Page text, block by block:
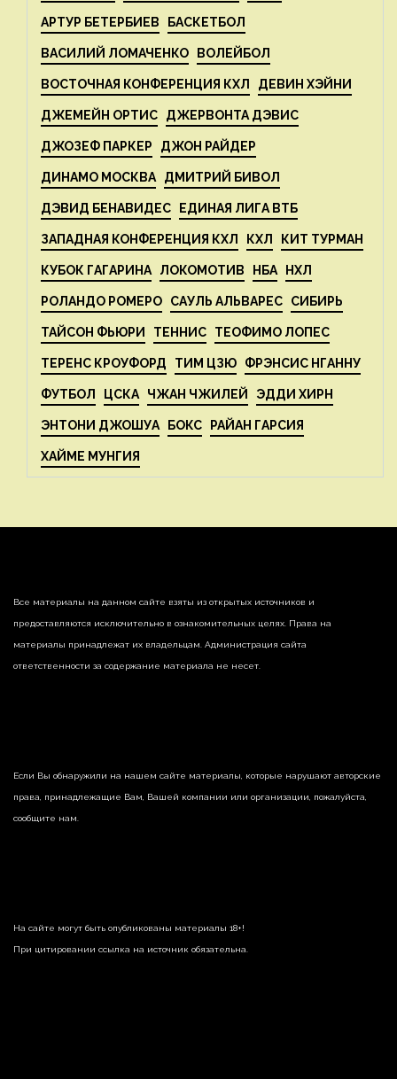
АРТУР БЕТЕРБИЕВ БАСКЕТБОЛ
ВАСИЛИЙ ЛОМАЧЕНКО ВОЛЕЙБОЛ
ВОСТОЧНАЯ КОНФЕРЕНЦИЯ КХЛ ДЕВИН ХЭЙНИ
ДЖЕМЕЙН ОРТИС ДЖЕРВОНТА ДЭВИС
ДЖОЗЕФ ПАРКЕР ДЖОН РАЙДЕР
ДИНАМО МОСКВА ДМИТРИЙ БИВОЛ
ДЭВИД БЕНАВИДЕС ЕДИНАЯ ЛИГА ВТБ
ЗАПАДНАЯ КОНФЕРЕНЦИЯ КХЛ КХЛ КИТ ТУРМАН
КУБОК ГАГАРИНА ЛОКОМОТИВ НБА НХЛ
РОЛАНДО РОМЕРО САУЛЬ АЛЬВАРЕС СИБИРЬ
ТАЙСОН ФЬЮРИ ТЕННИС ТЕОФИМО ЛОПЕС
ТЕРЕНС КРОУФОРД ТИМ ЦЗЮ ФРЭНСИС НГАННУ
ФУТБОЛ ЦСКА ЧЖАН ЧЖИЛЕЙ ЭДДИ ХИРН
ЭНТОНИ ДЖОШУА БОКС РАЙАН ГАРСИЯ
ХАЙМЕ МУНГИЯ
Все материалы на данном сайте взяты из открытых источников и
предоставляются исключительно в ознакомительных целях. Права на
материалы принадлежат их владельцам. Администрация сайта
ответственности за содержание материала не несет.
Если Вы обнаружили на нашем сайте материалы, которые нарушают авторские
права, принадлежащие Вам, Вашей компании или организации, пожалуйста,
сообщите нам.
На сайте могут быть опубликованы материалы 18+!
При цитировании ссылка на источник обязательна.